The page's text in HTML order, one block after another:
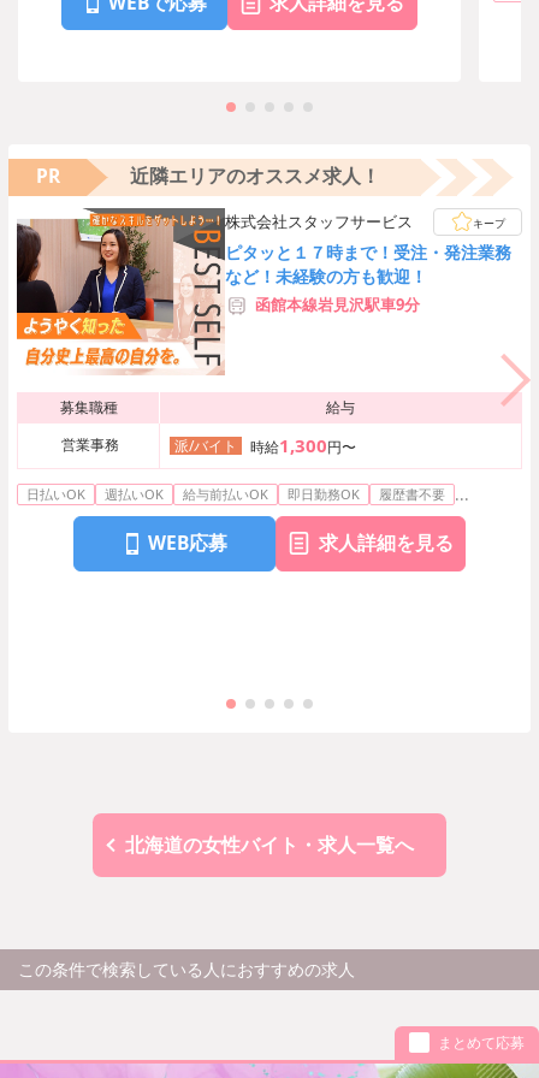
PR 近隣エリアのオススメ求人！
株式会社スタッフサービス キープ
ピタッと１７時まで！受注・発注業務
など！未経験の方も歓迎！
函館本線岩見沢駅車9分
募集職種
給与
営業事務
派/バイト 時給1,300円〜
日払いOK 週払いOK 給与前払いOK 即日勤務OK 履歴書不要 ...
WEB応募 求人詳細を見る
北海道の女性バイト・求人一覧へ
この条件で検索している人におすすめの求人
まとめて応募